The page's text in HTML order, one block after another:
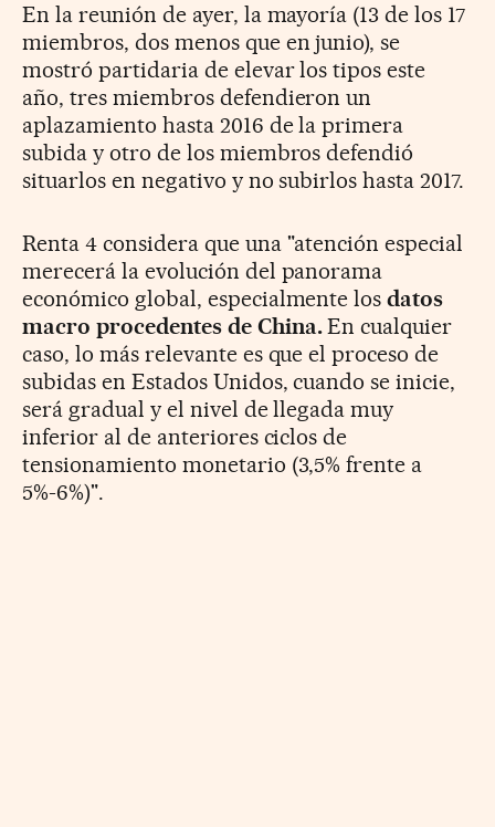
En la reunión de ayer, la mayoría (13 de los 17
miembros, dos menos que en junio), se
mostró partidaria de elevar los tipos este
año, tres miembros defendieron un
aplazamiento hasta 2016 de la primera
subida y otro de los miembros defendió
situarlos en negativo y no subirlos hasta 2017.
Renta 4 considera que una "atención especial
merecerá la evolución del panorama
económico global, especialmente losdatos
macro procedentes de China.En cualquier
caso, lo más relevante es que el proceso de
subidas en Estados Unidos, cuando se inicie,
será gradual y el nivel de llegada muy
inferior al de anteriores ciclos de
tensionamiento monetario (3,5% frente a
5%-6%)".